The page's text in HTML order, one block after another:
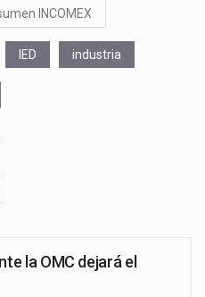
INCOMEX
IED industria
la OMC dejará el